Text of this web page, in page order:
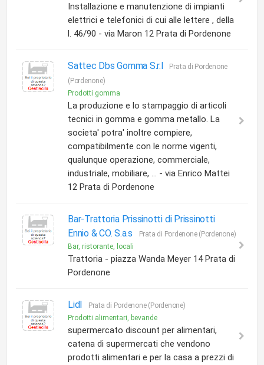
Installazione e manutenzione di impianti
elettrici e telefonici di cui alle lettere , della
l. 46/90 - via Maron 12 Prata di Pordenone
Sattec Dbs Gomma S.r.l
Prata di Pordenone
(Pordenone)
Prodotti gomma
La produzione e lo stampaggio di articoli
tecnici in gomma e gomma metallo. La
societa' potra' inoltre compiere,
compatibilmente con le norme vigenti,
qualunque operazione, commerciale,
industriale, mobiliare, ... - via Enrico Mattei
12 Prata di Pordenone
Bar-Trattoria Prissinotti di Prissinotti
Ennio & CO. S.a.s
Prata di Pordenone (Pordenone)
Bar, ristorante, locali
Trattoria - piazza Wanda Meyer 14 Prata di
Pordenone
Lidl
Prata di Pordenone (Pordenone)
Prodotti alimentari, bevande
supermercato discount per alimentari,
catena di supermercati che vendono
prodotti alimentari e per la casa a prezzi di